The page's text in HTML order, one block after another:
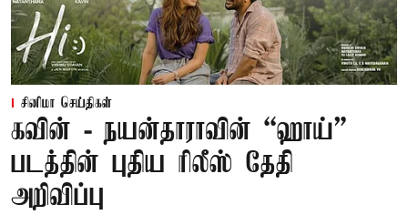
சினிமா செய்திகள்
கவின் - நயன்தாராவின் “ஹாய்”
படத்தின் புதிய ரிலீஸ் தேதி
அறிவிப்பு